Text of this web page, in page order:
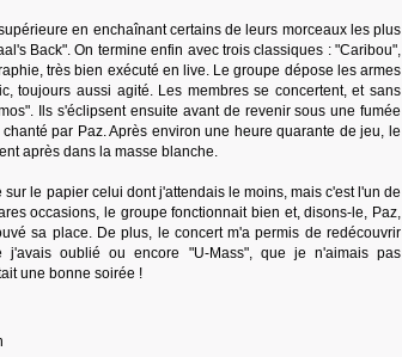
en enchaînant certains de leurs morceaux les plus
Back". On termine enfin avec trois classiques : "Caribou",
très bien exécuté en live. Le groupe dépose les armes
toujours aussi agité. Les membres se concertent, et sans
Ils s'éclipsent ensuite avant de revenir sous une fumée
par Paz. Après environ une heure quarante de jeu, le
après dans la masse blanche.
le papier celui dont j'attendais le moins, mais c'est l'un de
occasions, le groupe fonctionnait bien et, disons-le, Paz,
sa place. De plus, le concert m'a permis de redécouvrir
oublié ou encore "U-Mass", que je n'aimais pas
une bonne soirée !